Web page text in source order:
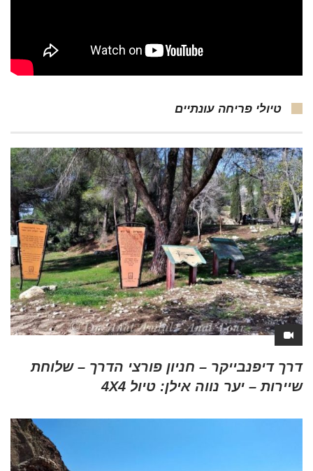
טיולי פריחה עונתיים
דרך דיפנבייקר – חניון פורצי הדרך – שלוחת
שיירות – יער נווה אילן: טיול 4X4